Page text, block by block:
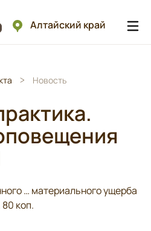
Алтайский край
Новость
… материального ущерба
коп.